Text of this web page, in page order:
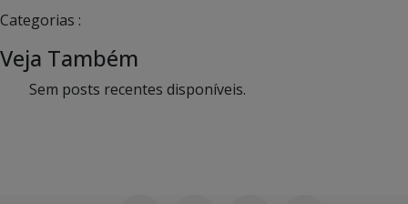
Categorias :
Veja Também
Sem posts recentes disponíveis.